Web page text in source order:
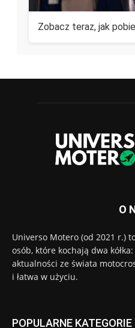
Zobacz teraz, jak
O
Universo Motero (od 2021 r.)
osób, które kochają dwa
aktualności ze świata
i łatwa w użyciu.
POPULARNE KATEGORIE